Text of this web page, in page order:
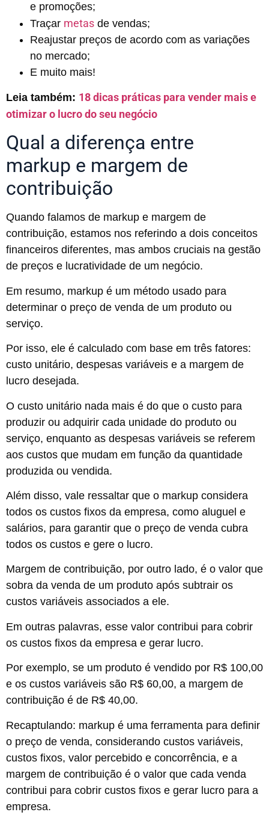
e promoções;
Traçar metas de vendas;
Reajustar preços de acordo com as variações
no mercado;
E muito mais!
Leia também: 18 dicas práticas para vender mais e
otimizar o lucro do seu negócio
Qual a diferença entre
markup e margem de
contribuição
Quando falamos de markup e margem de
contribuição, estamos nos referindo a dois conceitos
financeiros diferentes, mas ambos cruciais na gestão
de preços e lucratividade de um negócio.
Em resumo, markup é um método usado para
determinar o preço de venda de um produto ou
serviço.
Por isso, ele é calculado com base em três fatores:
custo unitário, despesas variáveis e a margem de
lucro desejada.
O custo unitário nada mais é do que o custo para
produzir ou adquirir cada unidade do produto ou
serviço, enquanto as despesas variáveis se referem
aos custos que mudam em função da quantidade
produzida ou vendida.
Além disso, vale ressaltar que o markup considera
todos os custos fixos da empresa, como aluguel e
salários, para garantir que o preço de venda cubra
todos os custos e gere o lucro.
Margem de contribuição, por outro lado, é o valor que
sobra da venda de um produto após subtrair os
custos variáveis associados a ele.
Em outras palavras, esse valor contribui para cobrir
os custos fixos da empresa e gerar lucro.
Por exemplo, se um produto é vendido por R$ 100,00
e os custos variáveis são R$ 60,00, a margem de
contribuição é de R$ 40,00.
Recaptulando: markup é uma ferramenta para definir
o preço de venda, considerando custos variáveis,
custos fixos, valor percebido e concorrência, e a
margem de contribuição é o valor que cada venda
contribui para cobrir custos fixos e gerar lucro para a
empresa.